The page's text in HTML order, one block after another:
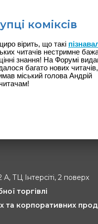
коміксів
вірить, що такі
читачів нестримне
знання! На Форумі
багато нових читачів,
міський голова Андрій
ТЦ Інтерсіті, 2 поверх
торгівлі
та корпоративних